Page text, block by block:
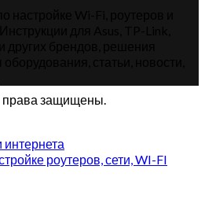
права защищены.
интернета
роутеров, сети, WI-FI